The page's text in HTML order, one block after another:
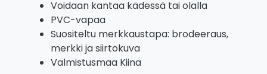
Voidaan kantaa kädessä tai olalla
PVC-vapaa
Suositeltu merkkaustapa: brodeeraus,
merkki ja siirtokuva
Valmistusmaa Kiina